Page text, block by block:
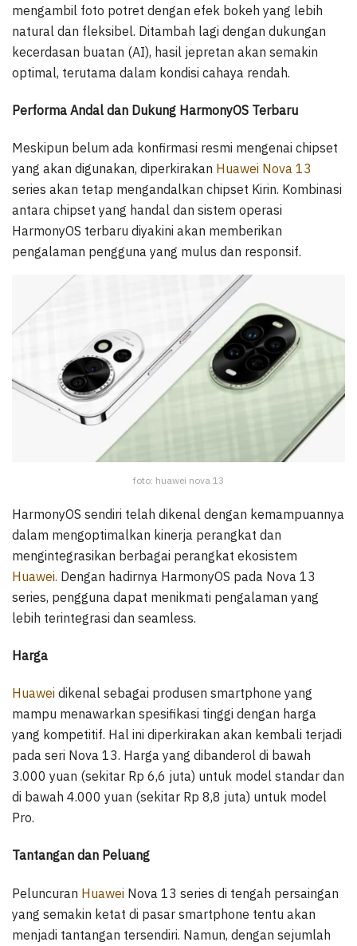
mengambil foto potret dengan efek bokeh yang lebih
natural dan fleksibel. Ditambah lagi dengan dukungan
kecerdasan buatan (AI), hasil jepretan akan semakin
optimal, terutama dalam kondisi cahaya rendah.
Performa Andal dan Dukung HarmonyOS Terbaru
Meskipun belum ada konfirmasi resmi mengenai chipset
yang akan digunakan, diperkirakan Huawei Nova 13
series akan tetap mengandalkan chipset Kirin. Kombinasi
antara chipset yang handal dan sistem operasi
HarmonyOS terbaru diyakini akan memberikan
pengalaman pengguna yang mulus dan responsif.
foto: huawei nova 13
HarmonyOS sendiri telah dikenal dengan kemampuannya
dalam mengoptimalkan kinerja perangkat dan
mengintegrasikan berbagai perangkat ekosistem
Huawei. Dengan hadirnya HarmonyOS pada Nova 13
series, pengguna dapat menikmati pengalaman yang
lebih terintegrasi dan seamless.
Harga
Huawei dikenal sebagai produsen smartphone yang
mampu menawarkan spesifikasi tinggi dengan harga
yang kompetitif. Hal ini diperkirakan akan kembali terjadi
pada seri Nova 13. Harga yang dibanderol di bawah
3.000 yuan (sekitar Rp 6,6 juta) untuk model standar dan
di bawah 4.000 yuan (sekitar Rp 8,8 juta) untuk model
Pro.
Tantangan dan Peluang
Peluncuran Huawei Nova 13 series di tengah persaingan
yang semakin ketat di pasar smartphone tentu akan
menjadi tantangan tersendiri. Namun, dengan sejumlah